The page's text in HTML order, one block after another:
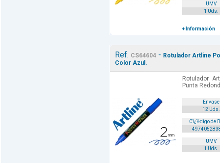
UMV
1 Uds.
+ Información
Ref. CS64604- Rotulador Artline
Color Azul.
Rotulador
Punta
Envase
12 Uds.
Cï¿½digo de
UMV
1 Uds.